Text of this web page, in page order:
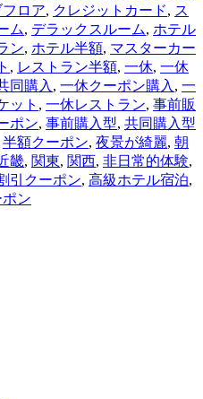
ロア, クレジットカード, ス
ム, デラックスルーム, ホテル
ン, ホテル半額, マスターカー
, レストラン半額, 一休, 一休
同購入 , 一休クーポン購入 , 一
ット , 一休レストラン, 事前販
ポン, 事前購入型, 共同購入型
半額クーポン, 夜景が綺麗, 朝
畿, 関東, 関西, 非日常的体験,
引クーポン, 高級ホテル宿泊,
ン